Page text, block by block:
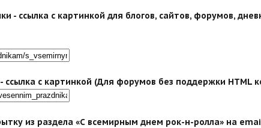
- ссылка с картинкой для блогов, сайтов, форумов,
ссылка с картинкой (Для форумов без поддержки HTML
из раздела «С всемирным днем рок-н-ролла» на